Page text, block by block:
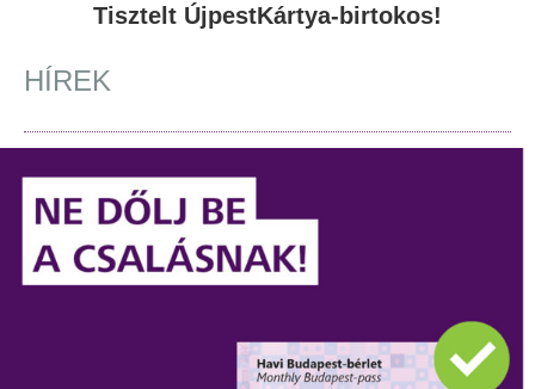
Tisztelt ÚjpestKártya-birtokos!
HÍREK